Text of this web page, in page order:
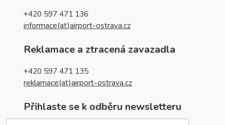
+420 597 471 136
informace(at)airport-ostrava.cz
Reklamace a ztracená zavazadla
+420 597 471 135
reklamace(at)airport-ostrava.cz
Přihlaste se k odběru newsletteru